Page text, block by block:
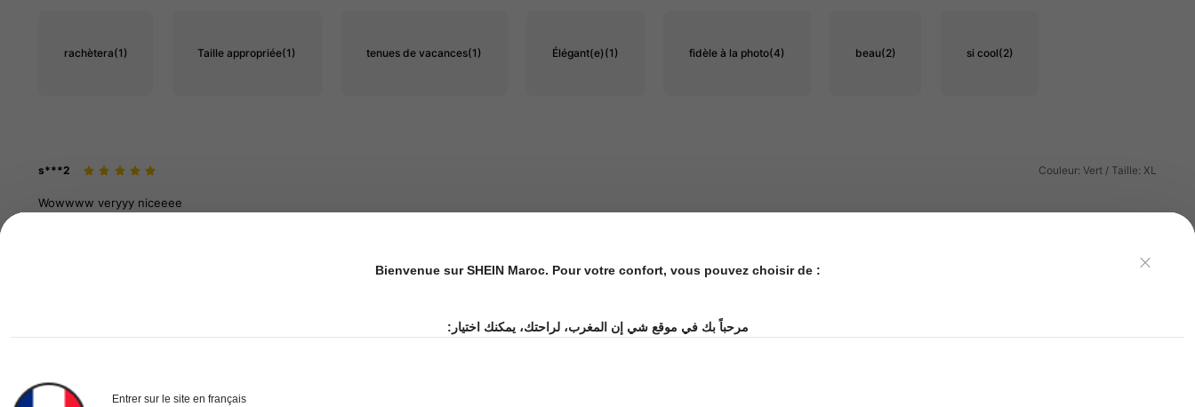
rachètera(1) Taille appropriée(1) tenues de vacances(1) Élégant(e)(1) fidèle à la photo(4) beau(2) si cool(2)
s***2 Couleur: Vert / Taille: XL
Wowwww veryyy niceeee
Goodquality andsimilar to photo
Bienvenue sur SHEIN Maroc. Pour votre confort, vous pouvez choisir de :
مرحباً بك في موقع شي إن المغرب، لراحتك، يمكنك اختيار:
Entrer sur le site en français